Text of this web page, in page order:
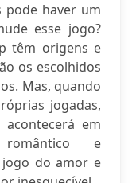
pode haver um
esse jogo?
têm origens e
os escolhidos
Mas, quando
jogadas,
em
romântico e
do amor e